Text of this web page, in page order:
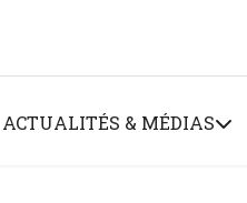
ACTUALITÉS & MÉDIAS